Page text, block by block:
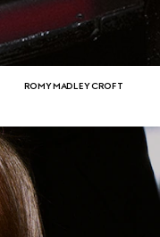
ROMY MADLEY CROFT